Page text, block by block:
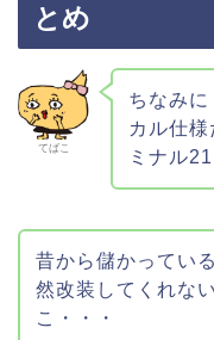
とめ
てばこ
ちなみ
カル仕
ミナル
昔から儲かってい
然改装してくれな
こ・・・